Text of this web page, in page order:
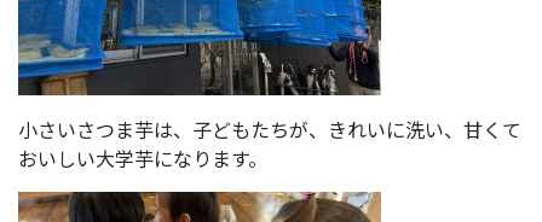
小さいさつま芋は、子どもたちが、きれいに洗い、甘くて
おいしい大学芋になります。